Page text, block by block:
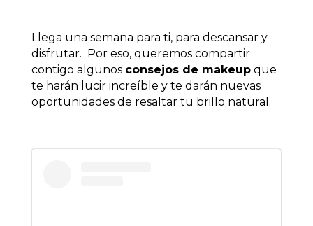
Llega una semana para ti, para descansar y
disfrutar. Por eso, queremos compartir
contigo algunos consejos de makeup que
te harán lucir increíble y te darán nuevas
oportunidades de resaltar tu brillo natural.